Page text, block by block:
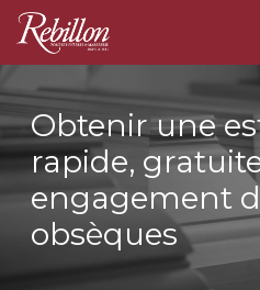
Obtenir une
rapide,
engagement
obsèques